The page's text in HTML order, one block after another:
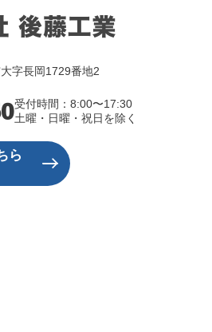
字長岡1729番地2
受付時間：8:00〜17:30
土曜・日曜・祝日を除く
ら